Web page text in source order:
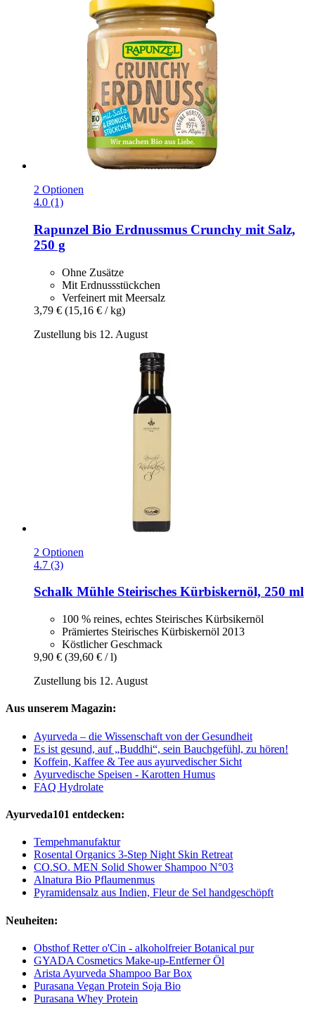
2 Optionen
4.0 (1)
Rapunzel Bio Erdnussmus Crunchy mit Salz,
250 g
Ohne Zusätze
Mit Erdnussstückchen
Verfeinert mit Meersalz
3,79 € (15,16 € / kg)
Zustellung bis 12. August
2 Optionen
4.7 (3)
Schalk Mühle Steirisches Kürbiskernöl, 250 ml
100 % reines, echtes Steirisches Kürbsikernöl
Prämiertes Steirisches Kürbiskernöl 2013
Köstlicher Geschmack
9,90 € (39,60 € / l)
Zustellung bis 12. August
Aus unserem Magazin:
Ayurveda – die Wissenschaft von der Gesundheit
Es ist gesund, auf „Buddhi“, sein Bauchgefühl, zu hören!
Koffein, Kaffee & Tee aus ayurvedischer Sicht
Ayurvedische Speisen - Karotten Humus
FAQ Hydrolate
Ayurveda101 entdecken:
Tempehmanufaktur
Rosental Organics 3-Step Night Skin Retreat
CO.SO. MEN Solid Shower Shampoo N°03
Alnatura Bio Pflaumenmus
Pyramidensalz aus Indien, Fleur de Sel handgeschöpft
Neuheiten:
Obsthof Retter o'Cin - alkoholfreier Botanical pur
GYADA Cosmetics Make-up-Entferner Öl
Arista Ayurveda Shampoo Bar Box
Purasana Vegan Protein Soja Bio
Purasana Whey Protein